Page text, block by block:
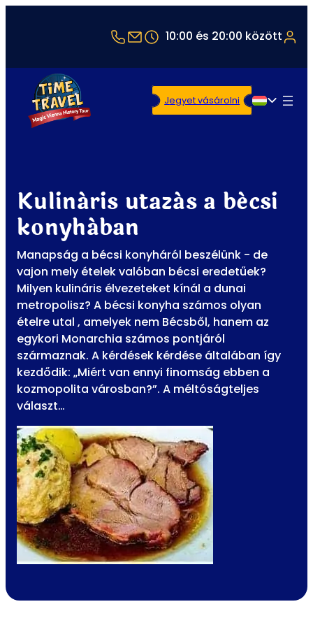
+43 1 5321514
office@timetravel-vienna.at
10:00 és 20:00 között
Magyar
Jegyet vásárolni
Kulináris utazás a bécsi
konyhában
Manapság a bécsi konyháról beszélünk - de
vajon mely ételek valóban bécsi eredetűek?
Milyen kulináris élvezeteket kínál a dunai
metropolisz? A bécsi konyha számos olyan
ételre utal , amelyek nem Bécsből, hanem az
egykori Monarchia számos pontjáról
származnak. A kérdések kérdése általában így
kezdődik: „Miért van ennyi finomság ebben a
kozmopolita városban?”. A méltóságteljes
választ…